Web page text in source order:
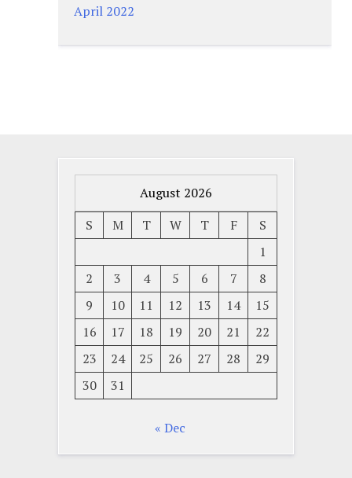
April 2022
August 2026
S
M T W T F
S
1
2
3 4 5 6 7
8
9
10 11 12 13 14
15
16
17 18 19 20 21
22
23
24 25 26 27 28
29
30
31
« Dec